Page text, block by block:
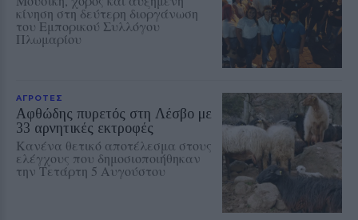
κίνηση στη δεύτερη διοργάνωση
του Εμπορικού Συλλόγου
Πλωμαρίου
ΑΓΡΟΤΕΣ
Αφθώδης πυρετός στη Λέσβο με
33 αρνητικές εκτροφές
Κανένα θετικό αποτέλεσμα στους
ελέγχους που δημοσιοποιήθηκαν
την Τετάρτη 5 Αυγούστου